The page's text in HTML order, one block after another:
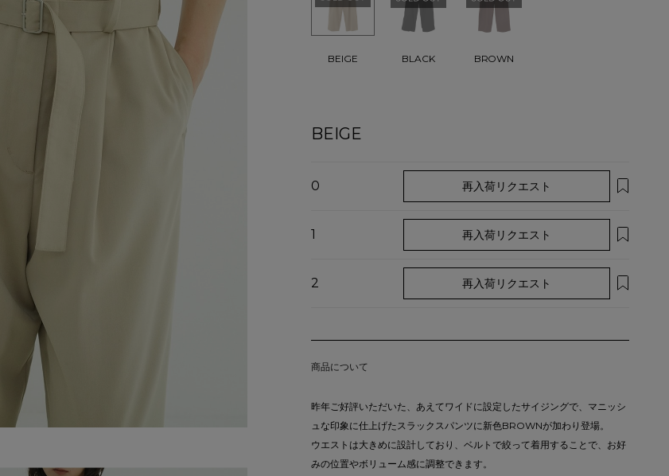
BEIGE BLACK BROWN
BEIGE
0 再入荷リクエスト
1 再入荷リクエスト
2 再入荷リクエスト
商品について
昨年ご好評いただいた、あえてワイドに設定したサイジングで、マニッシ
ュな印象に仕上げたスラックスパンツに新色BROWNが加わり登場。
ウエストは大きめに設計しており、ベルトで絞って着用することで、お好
みの位置やボリューム感に調整できます。